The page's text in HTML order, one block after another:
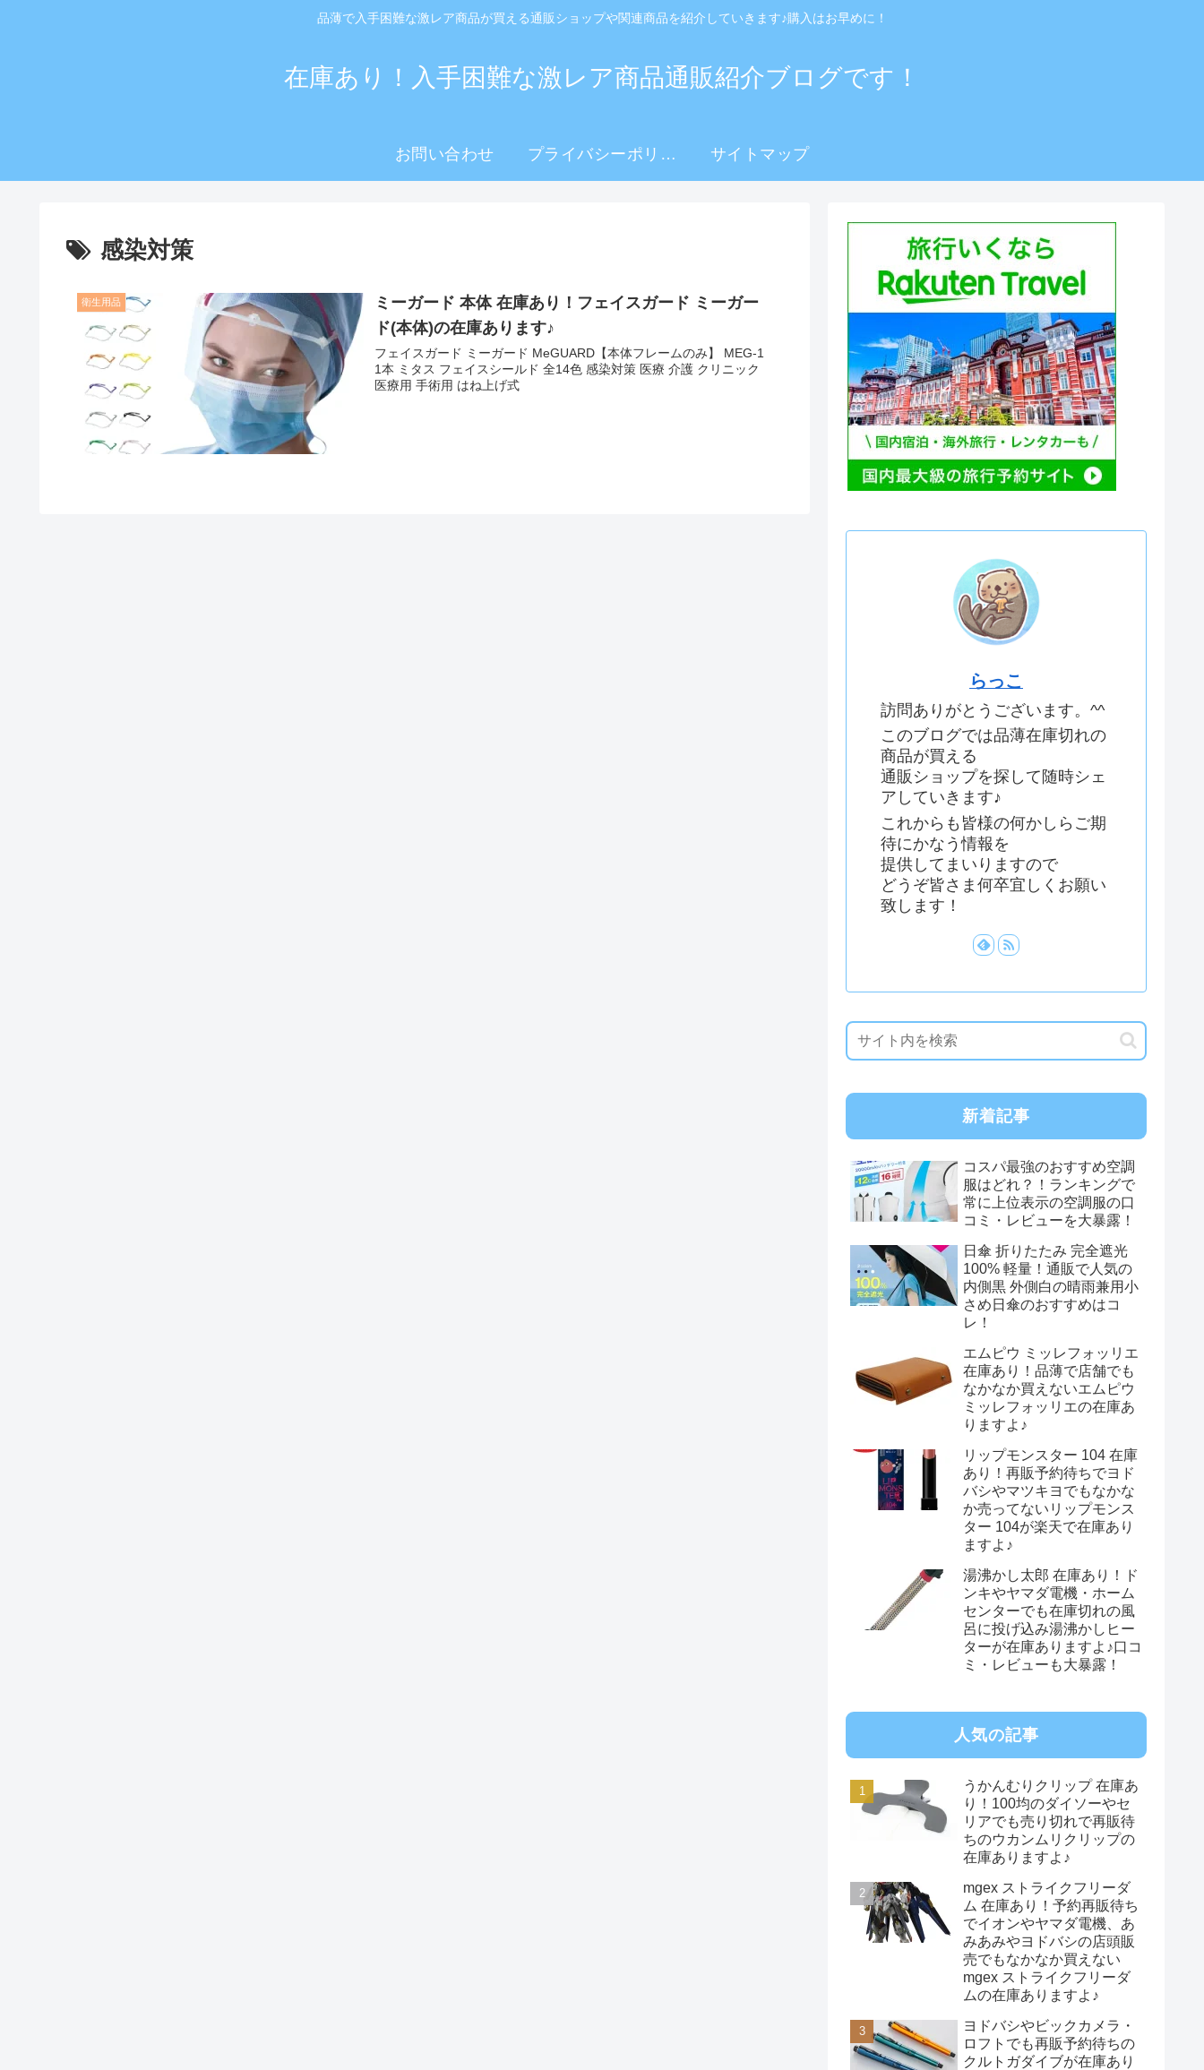
品薄で入手困難な激レア商品が買える通販ショップや関連商品を紹介していきます♪購入はお早めに！
在庫あり！入手困難な激レア商品通販紹介ブログです！
お問い合わせ プライバシーポリシ サイトマップ
感染対策
衛生用品
ミーガード 本体 在庫あり！フェイスガード ミーガー
ド(本体)の在庫あります♪
フェイスガード ミーガード MeGUARD【本体フレームのみ】 MEG-1
1本 ミタス フェイスシールド 全14色 感染対策 医療 介護 クリニック
医療用 手術用 はね上げ式
らっこ
訪問ありがとうございます。^^
このブログでは品薄在庫切れの
商品が買える
通販ショップを探して随時シェ
アしていきます♪
これからも皆様の何かしらご期
待にかなう情報を
提供してまいりますので
どうぞ皆さま何卒宜しくお願い
致します！
新着記事
コスパ最強のおすすめ空調
服はどれ？！ランキングで
常に上位表示の空調服の口
コミ・レビューを大暴露！
日傘 折りたたみ 完全遮光
100% 軽量！通販で人気の
内側黒 外側白の晴雨兼用小
さめ日傘のおすすめはコ
レ！
エムピウ ミッレフォッリエ
在庫あり！品薄で店舗でも
なかなか買えないエムピウ
ミッレフォッリエの在庫あ
りますよ♪
リップモンスター 104 在庫
あり！再販予約待ちでヨド
バシやマツキヨでもなかな
か売ってないリップモンス
ター 104が楽天で在庫あり
ますよ♪
湯沸かし太郎 在庫あり！ド
ンキやヤマダ電機・ホーム
センターでも在庫切れの風
呂に投げ込み湯沸かしヒー
ターが在庫ありますよ♪口コ
ミ・レビューも大暴露！
人気の記事
うかんむりクリップ 在庫あ
り！100均のダイソーやセ
リアでも売り切れで再販待
ちのウカンムリクリップの
在庫ありますよ♪
mgex ストライクフリーダ
ム 在庫あり！予約再販待ち
でイオンやヤマダ電機、あ
みあみやヨドバシの店頭販
売でもなかなか買えない
mgex ストライクフリーダ
ムの在庫ありますよ♪
ヨドバシやビックカメラ・
ロフトでも再販予約待ちの
クルトガダイブが在庫あり